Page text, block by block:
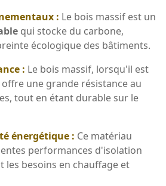
: Le bois massif est un
qui stocke du carbone,
écologique des bâtiments.
: Le bois massif, lorsqu'il est
une grande résistance au
tout en étant durable sur le
énergétique : Ce matériau
performances d'isolation
les besoins en chauffage et